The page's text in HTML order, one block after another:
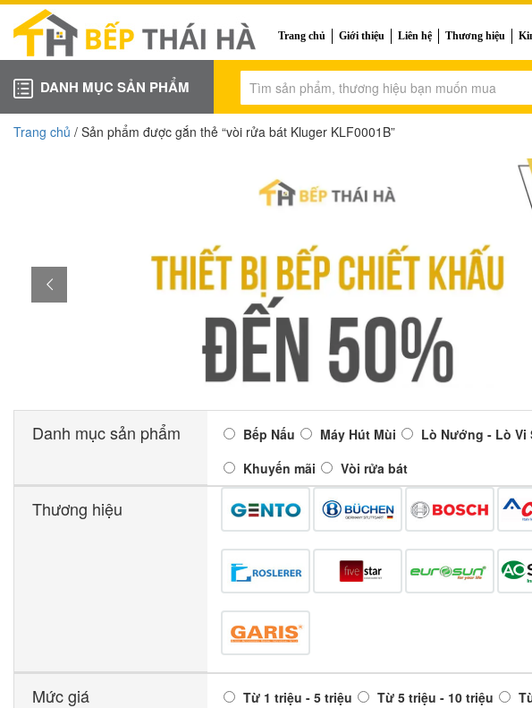
Trang chủ Giới thiệu Liên hệ Thương hiệu
DANH MỤC SẢN PHẨM
Trang chủ / Sản phẩm được gắn thẻ “vòi rửa bát Kluger KLF0001B”
Danh mục sản phẩm Bếp Nấu Máy Hút Mùi Lò Nướng - Lò Vi
Khuyến mãi
Vòi rửa bát
Thương hiệu
Mức giá Từ 1 triệu - 5 triệu Từ 5 triệu - 10 triệu